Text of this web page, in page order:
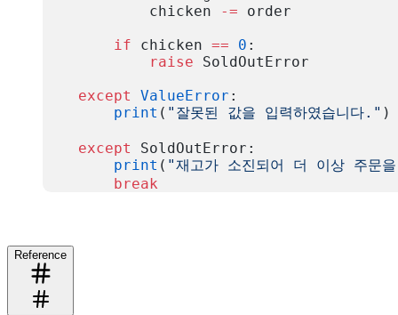
            chicken
-= order
        if
chicken == 0 :
            raise
SoldOutError
    except
ValueError :
        print
( "잘못된 값을 입력하였습니다." )
    except
SoldOutError:
        print
( "재고가 소진되어 더 이상 주문
        break
Reference